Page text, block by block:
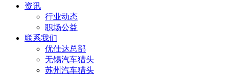
资讯
行业动态
职场公益
联系我们
优仕达总部
无锡汽车猎头
苏州汽车猎头